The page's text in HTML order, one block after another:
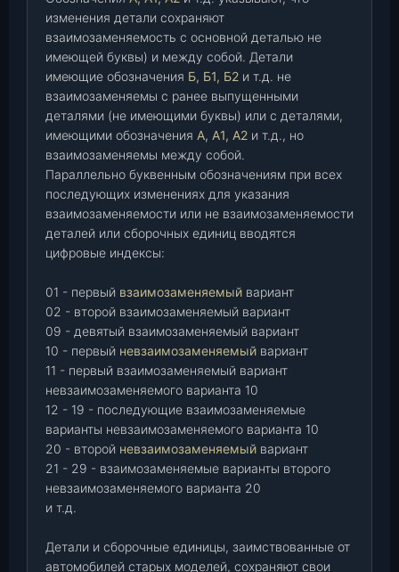
изменения детали сохраняют
взаимозаменяемость с основной деталью не
имеющей буквы) и между собой. Детали
имеющие обозначения Б, Б1, Б2 и т.д. не
взаимозаменяемы с ранее выпущенными
деталями (не имеющими буквы) или с деталями,
имеющими обозначения А, А1, А2 и т.д., но
взаимозаменяемы между собой.
Параллельно буквенным обозначениям при всех
последующих изменениях для указания
взаимозаменяемости или не взаимозаменяемости
деталей или сборочных единиц вводятся
цифровые индексы:
01 - первый взаимозаменяемый вариант
02 - второй взаимозаменяемый вариант
09 - девятый взаимозаменяемый вариант
10 - первый невзаимозаменяемый вариант
11 - первый взаимозаменяемый вариант
невзаимозаменяемого варианта 10
12 - 19 - последующие взаимозаменяемые
варианты невзаимозаменяемого варианта 10
20 - второй невзаимозаменяемый вариант
21 - 29 - взаимозаменяемые варианты второго
невзаимозаменяемого варианта 20
и т.д.
Детали и сборочные единицы, заимствованные от
автомобилей старых моделей, сохраняют свои